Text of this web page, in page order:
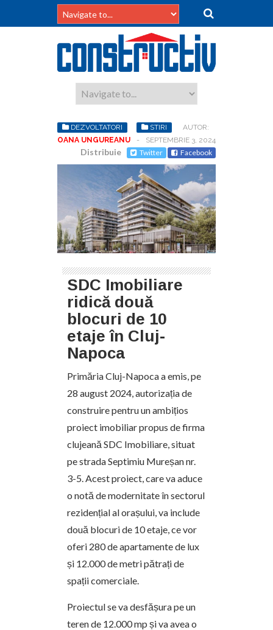
DEZVOLTATORI STIRI
AUTOR:
OANA UNGUREANU
- SEPTEMBRIE 3, 2024
Distribuie Twitter Facebook
SDC Imobiliare
ridică două
blocuri de 10
etaje în Cluj-
Napoca
Primăria Cluj-Napoca a emis, pe
28 august 2024, autorizația de
construire pentru un ambițios
proiect imobiliar propus de firma
clujeană SDC Imobiliare, situat
pe strada Septimiu Mureșan nr.
3-5. Acest proiect, care va aduce
o notă de modernitate în sectorul
rezidențial al orașului, va include
două blocuri de 10 etaje, ce vor
oferi 280 de apartamente de lux
și 12.000 de metri pătrați de
spații comerciale.
Proiectul se va desfășura pe un
teren de 12.000 mp și va avea o